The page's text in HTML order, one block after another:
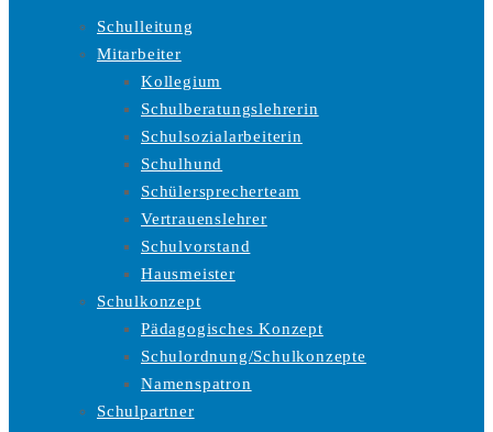
Schulleitung
Mitarbeiter
Kollegium
Schulberatungslehrerin
Schulsozialarbeiterin
Schulhund
Schülersprecherteam
Vertrauenslehrer
Schulvorstand
Hausmeister
Schulkonzept
Pädagogisches Konzept
Schulordnung/Schulkonzepte
Namenspatron
Schulpartner